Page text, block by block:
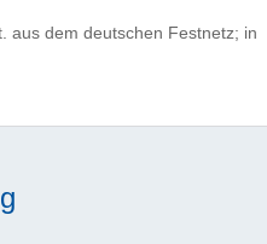
aus dem deutschen Festnetz; in